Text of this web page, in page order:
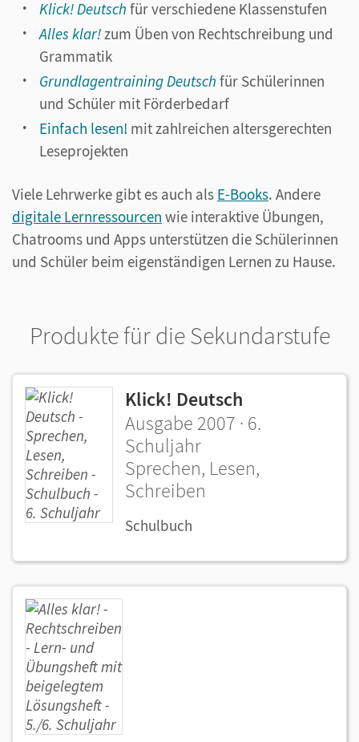
Klick! Deutsch für verschiedene Klassenstufen
Alles klar!zum Üben von Rechtschreibung und
Grammatik
Grundlagentraining Deutsch für Schülerinnen
und Schüler mit Förderbedarf
Einfach lesen! mit zahlreichen altersgerechten
Leseprojekten
Viele Lehrwerke gibt es auch als E-Books. Andere
digitale Lernressourcen wie interaktive Übungen,
Chatrooms und Apps unterstützen die Schülerinnen
und Schüler beim eigenständigen Lernen zu Hause.
Produkte für die Sekundarstufe
Klick! Deutsch
Ausgabe 2007 · 6.
Schuljahr
Sprechen, Lesen,
Schreiben
Schulbuch